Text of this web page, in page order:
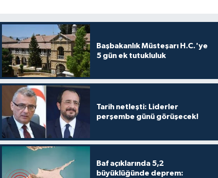
Başbakanlık Müsteşarı H.C.'ye
5 gün ek tutukluluk
Tarih netleşti: Liderler
perşembe günü görüşecek!
Baf açıklarında 5,2
büyüklüğünde deprem: